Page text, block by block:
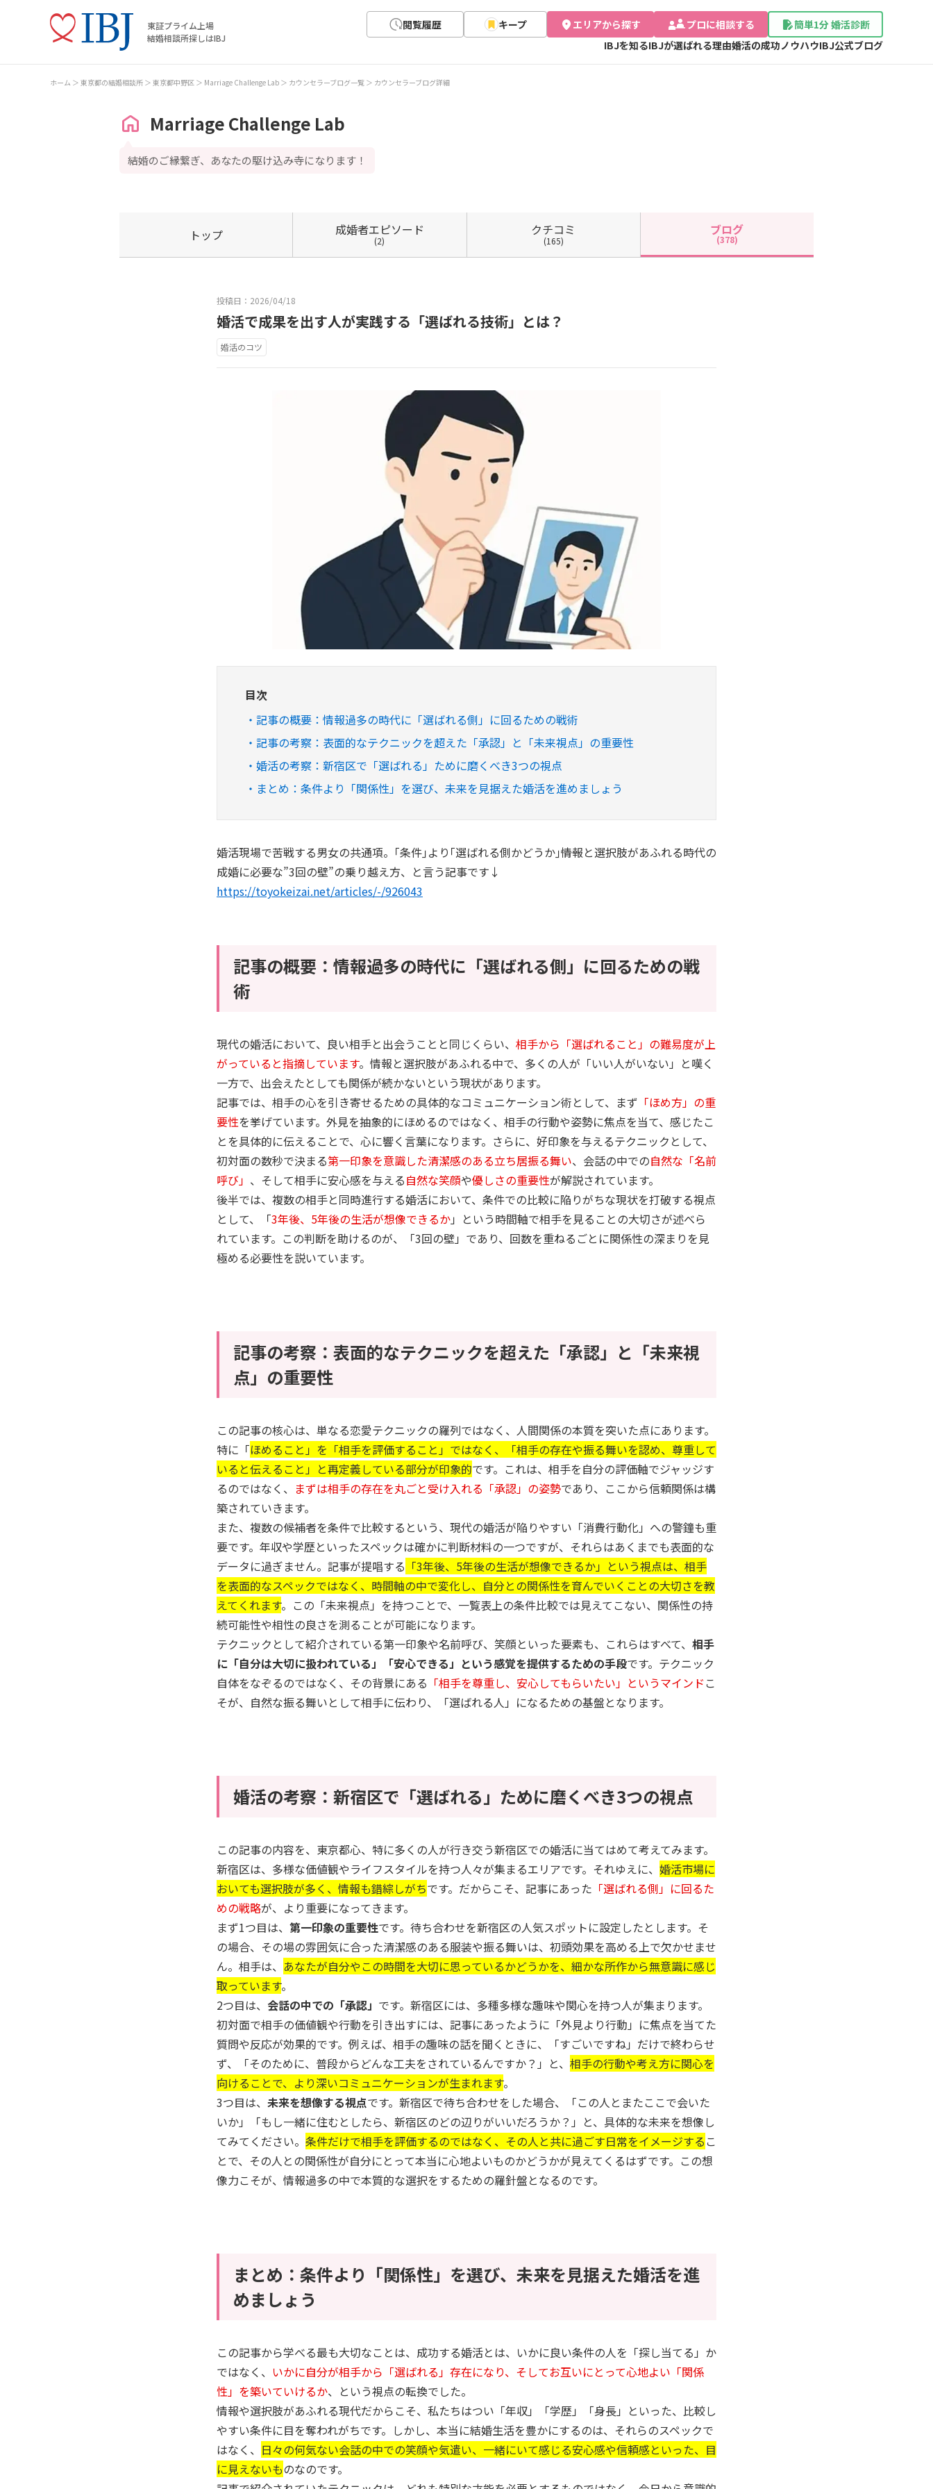
東証プライム上場
結婚相談所探しはIBJ
閲覧履歴 キープ エリアから探す プロに相談する
簡単1分 婚活診断
IBJを知るIBJが選ばれる理由婚活の成功ノウハウIBJ公式ブログ
ホーム 東京都の結婚相談所 東京都中野区 Marriage Challenge Lab カウンセラーブログ一覧 カウンセラーブログ詳細
Marriage Challenge Lab
結婚のご縁繋ぎ、あなたの駆け込み寺になります！
トップ 成婚者エピソード
(2)
クチコミ
(165)
ブログ
(378)
投稿日：2026/04/18
婚活で成果を出す人が実践する「選ばれる技術」とは？
婚活のコツ
目次
記事の概要：情報過多の時代に「選ばれる側」に回るための戦術
記事の考察：表面的なテクニックを超えた「承認」と「未来視点」の重要性
婚活の考察：新宿区で「選ばれる」ために磨くべき3つの視点
まとめ：条件より「関係性」を選び、未来を見据えた婚活を進めましょう
婚活現場で苦戦する男女の共通項。｢条件｣より｢選ばれる側かどうか｣――情報と選択肢があふれる時代の
成婚に必要な”3回の壁”の乗り越え方、と言う記事です↓
https://toyokeizai.net/articles/-/926043
記事の概要：情報過多の時代に「選ばれる側」に回るための戦
術
現代の婚活において、良い相手と出会うことと同じくらい、 相手から「選ばれること」の難易度が上
がっていると指摘しています。情報と選択肢があふれる中で、多くの人が「いい人がいない」と嘆く
一方で、出会えたとしても関係が続かないという現状があります。
記事では、相手の心を引き寄せるための具体的なコミュニケーション術として、まず 「ほめ方」の重
要性を挙げています。外見を抽象的にほめるのではなく、相手の行動や姿勢に焦点を当て、感じたこ
とを具体的に伝えることで、心に響く言葉になります。さらに、好印象を与えるテクニックとして、
初対面の数秒で決まる第一印象を意識した清潔感のある立ち居振る舞い、会話の中での自然な「名前
呼び」 、そして相手に安心感を与える自然な笑顔や優しさの重要性が解説されています。
後半では、複数の相手と同時進行する婚活において、条件での比較に陥りがちな現状を打破する視点
として、「3年後、5年後の生活が想像できるか」という時間軸で相手を見ることの大切さが述べら
れています。この判断を助けるのが、「3回の壁」であり、回数を重ねるごとに関係性の深まりを見
極める必要性を説いています。
記事の考察：表面的なテクニックを超えた「承認」と「未来視
点」の重要性
この記事の核心は、単なる恋愛テクニックの羅列ではなく、人間関係の本質を突いた点にあります。
特に「ほめること」を「相手を評価すること」ではなく、「相手の存在や振る舞いを認め、尊重して
いると伝えること」と再定義している部分が印象的です。これは、相手を自分の評価軸でジャッジす
るのではなく、 まずは相手の存在を丸ごと受け入れる「承認」の姿勢であり、ここから信頼関係は構
築されていきます。
また、複数の候補者を条件で比較するという、現代の婚活が陥りやすい「消費行動化」への警鐘も重
要です。年収や学歴といったスペックは確かに判断材料の一つですが、それらはあくまでも表面的な
データに過ぎません。記事が提唱する 「3年後、5年後の生活が想像できるか」という視点は、相手
を表面的なスペックではなく、時間軸の中で変化し、自分との関係性を育んでいくことの大切さを教
えてくれます。この「未来視点」を持つことで、一覧表上の条件比較では見えてこない、関係性の持
続可能性や相性の良さを測ることが可能になります。
テクニックとして紹介されている第一印象や名前呼び、笑顔といった要素も、これらはすべて、 相手
に「自分は大切に扱われている」「安心できる」という感覚を提供するための手段です。テクニック
自体をなぞるのではなく、その背景にある 「相手を尊重し、安心してもらいたい」というマインド こ
そが、自然な振る舞いとして相手に伝わり、「選ばれる人」になるための基盤となります。
婚活の考察：新宿区で「選ばれる」ために磨くべき3つの視点
この記事の内容を、東京都心、特に多くの人が行き交う新宿区での婚活に当てはめて考えてみます。
新宿区は、多様な価値観やライフスタイルを持つ人々が集まるエリアです。それゆえに、 婚活市場に
おいても選択肢が多く、情報も錯綜しがちです。だからこそ、記事にあった 「選ばれる側」に回るた
めの戦略が、より重要になってきます。
まず1つ目は、 第一印象の重要性です。待ち合わせを新宿区の人気スポットに設定したとします。そ
の場合、その場の雰囲気に合った清潔感のある服装や振る舞いは、初頭効果を高める上で欠かせませ
ん。相手は、 あなたが自分やこの時間を大切に思っているかどうかを、細かな所作から無意識に感じ
取っています。
2つ目は、 会話の中での「承認」 です。新宿区には、多種多様な趣味や関心を持つ人が集まります。
初対面で相手の価値観や行動を引き出すには、記事にあったように「外見より行動」に焦点を当てた
質問や反応が効果的です。例えば、相手の趣味の話を聞くときに、「すごいですね」だけで終わらせ
ず、「そのために、普段からどんな工夫をされているんですか？」と、 相手の行動や考え方に関心を
向けることで、より深いコミュニケーションが生まれます。
3つ目は、 未来を想像する視点です。新宿区で待ち合わせをした場合、「この人とまたここで会いた
いか」「もし一緒に住むとしたら、新宿区のどの辺りがいいだろうか？」と、具体的な未来を想像し
てみてください。 条件だけで相手を評価するのではなく、その人と共に過ごす日常をイメージする こ
とで、その人との関係性が自分にとって本当に心地よいものかどうかが見えてくるはずです。この想
像力こそが、情報過多の中で本質的な選択をするための羅針盤となるのです。
まとめ：条件より「関係性」を選び、未来を見据えた婚活を進
めましょう
この記事から学べる最も大切なことは、成功する婚活とは、いかに良い条件の人を「探し当てる」か
ではなく、 いかに自分が相手から「選ばれる」存在になり、そしてお互いにとって心地よい「関係
性」を築いていけるか、という視点の転換でした。
情報や選択肢があふれる現代だからこそ、私たちはつい「年収」「学歴」「身長」といった、比較し
やすい条件に目を奪われがちです。しかし、本当に結婚生活を豊かにするのは、それらのスペックで
はなく、 日々の何気ない会話の中での笑顔や気遣い、一緒にいて感じる安心感や信頼感といった、目
に見えないものなのです。